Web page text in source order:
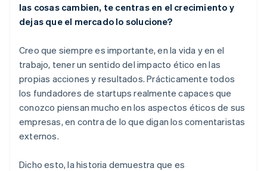
las cosas cambien, te centras en el crecimiento y
dejas que el mercado lo solucione?
Creo que siempre es importante, en la vida y en el
trabajo, tener un sentido del impacto ético en las
propias acciones y resultados. Prácticamente todos
los fundadores de startups realmente capaces que
conozco piensan mucho en los aspectos éticos de sus
empresas, en contra de lo que digan los comentaristas
externos.
Dicho esto, la historia demuestra que es